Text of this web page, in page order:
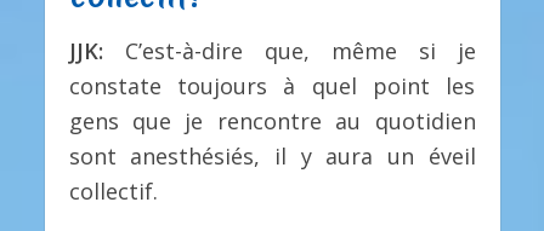
JJK: C’est-à-dire que, même si je
constate toujours à quel point les
gens que je rencontre au quotidien
sont anesthésiés, il y aura un éveil
collectif.